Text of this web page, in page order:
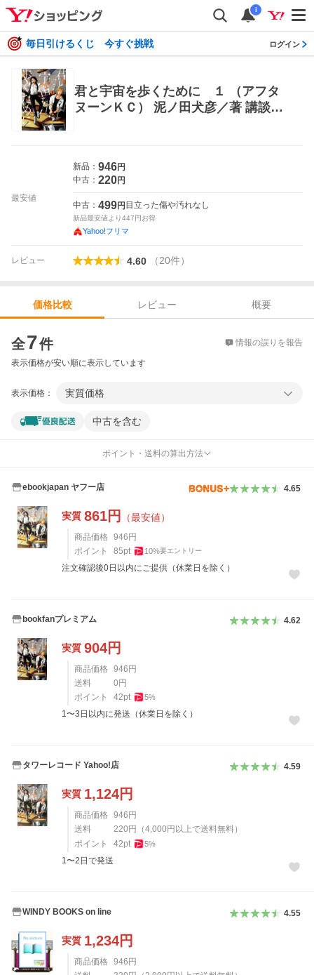
i
毎日引けるくじ 今すぐ挑戦 ログイン
君と宇宙を歩くために １ （アフタ
ヌーンＫＣ） 泥ノ田犬彦／著 講談社
最安値
新品： 946円
中古： 220円
中古： 499円 目立った傷や汚れなし
新品最安値より447円お得
Yahoo!フリマ
レビュー 4.60 （20件）
価格比較 レビュー
概要
全7件 情報の誤りを報告
表示価格が安い順に表示しています
表示価格： 実質価格
中古を含む
ポイント・送料の算出方法
ebookjapan ヤフー店 4.65
実質 861円 （最安値）
商品価格 946 円
ポイント
85pt 10%要エントリー
注文確認後0日以内にご提供（休業日を除く）
bookfanプレミアム 4.62
実質 904円
商品価格 946 円
送料
0 円
ポイント
42pt 5%
1〜3日以内に発送（休業日を除く）
タワーレコード Yahoo!店 4.59
実質 1,124円
商品価格 946 円
送料
220 円 （4,000 円以上で送料無料）
ポイント
42pt 5%
1〜2日で発送
WINDY BOOKS on line 4.55
実質 1,234円
商品価格 946 円